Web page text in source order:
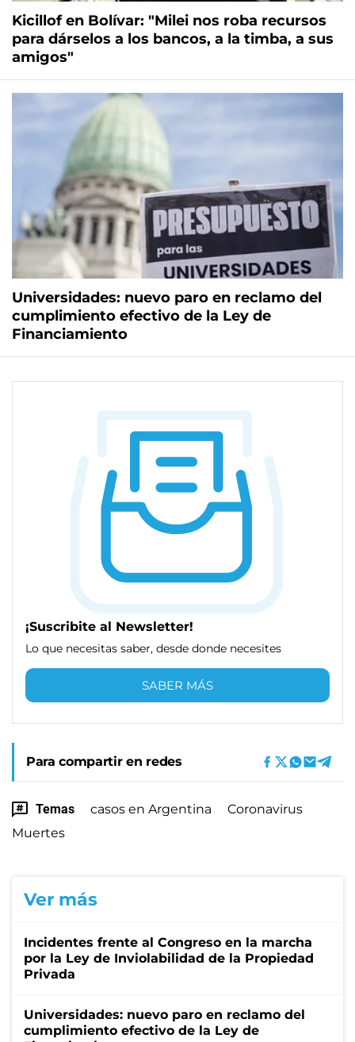
Kicillof en Bolívar: "Milei nos roba recursos
para dárselos a los bancos, a la timba, a sus
amigos"
Universidades: nuevo paro en reclamo del
cumplimiento efectivo de la Ley de
Financiamiento
¡Suscribite al Newsletter!
Lo que necesitas saber, desde donde necesites
SABER MÁS
Para compartir en redes
Temas casos en Argentina
Coronavirus
Muertes
Ver más
Incidentes frente al Congreso en la marcha
por la Ley de Inviolabilidad de la Propiedad
Privada
Universidades: nuevo paro en reclamo del
cumplimiento efectivo de la Ley de